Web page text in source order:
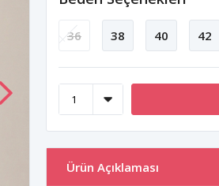
36 38 40 42
Ürün Açıklaması